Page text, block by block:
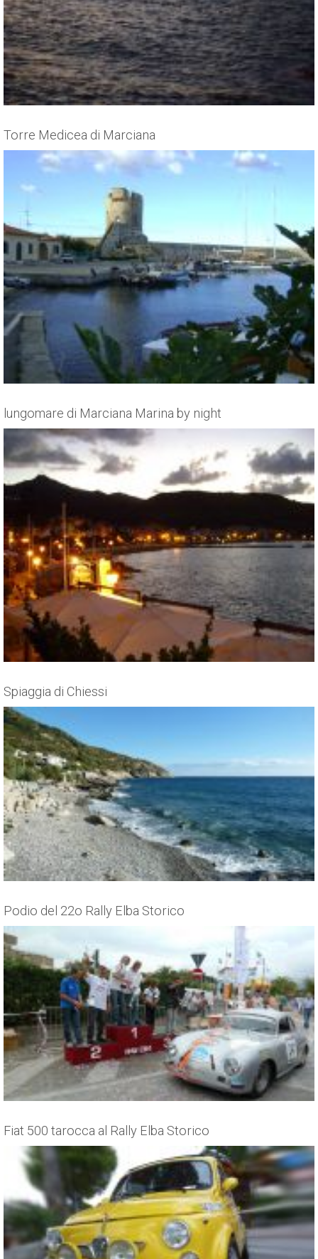
Torre Medicea di Marciana
lungomare di Marciana Marina by night
Spiaggia di Chiessi
Podio del 22o Rally Elba Storico
Fiat 500 tarocca al Rally Elba Storico